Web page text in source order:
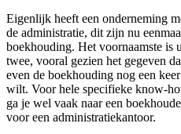
Eigenlijk heeft een onderneming
de administratie, dit zijn nu
boekhouding. Het voornaamste is
twee, vooral gezien het gegeven
even de boekhouding nog een
wilt. Voor hele specifieke know-
ga je wel vaak naar een
voor een administratiekantoor.